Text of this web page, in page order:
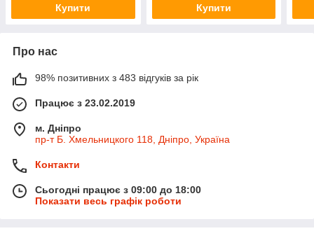
Купити Купити
Про нас
98% позитивних з 483 відгуків за рік
Працює з 23.02.2019
м. Дніпро
пр-т Б. Хмельницкого 118, Дніпро, Україна
Контакти
Сьогодні працює з 09:00 до 18:00
Показати весь графік роботи